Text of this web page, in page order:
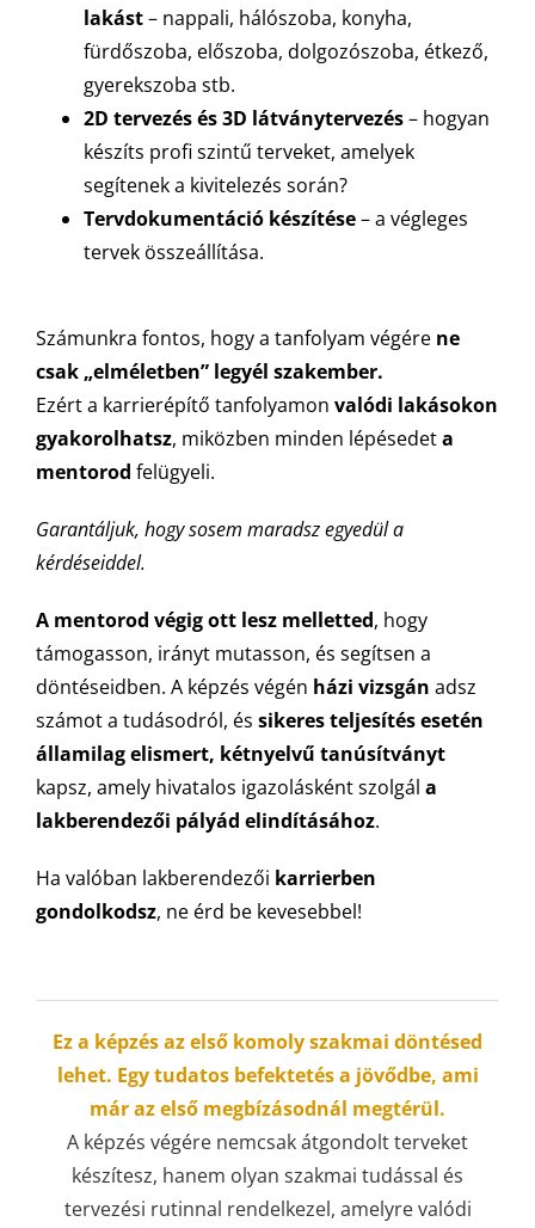
lakást– nappali, hálószoba, konyha,
fürdőszoba, előszoba, dolgozószoba, étkező,
gyerekszoba stb.
2D tervezés és 3D látványtervezés– hogyan
készíts profi szintű terveket, amelyek
segítenek a kivitelezés során?
Tervdokumentáció készítése– a végleges
tervek összeállítása.
Számunkra fontos, hogy a tanfolyam végére ne
csak „elméletben” legyél szakember.
Ezért a karrierépítő tanfolyamon valódi lakásokon
gyakorolhatsz, miközben minden lépésedeta
mentorod felügyeli.
Garantáljuk, hogy sosem maradsz egyedül a
kérdéseiddel.
A mentorod végig ott lesz melletted, hogy
támogasson, irányt mutasson, és segítsen a
döntéseidben. A képzés végén házi vizsgán adsz
számot a tudásodról, és sikeres teljesítés esetén
államilag elismert, kétnyelvű tanúsítványt
kapsz, amely hivatalos igazolásként szolgál a
lakberendezői pályád elindításához.
Ha valóban lakberendezői karrierben
gondolkodsz, ne érd be kevesebbel!
Ez a képzés az első komoly szakmai döntésed
lehet. Egy tudatos befektetés a jövődbe, ami
már az első megbízásodnál megtérül.
A képzés végére nemcsak átgondolt terveket
készítesz, hanem olyan szakmai tudással és
tervezési rutinnal rendelkezel, amelyre valódi